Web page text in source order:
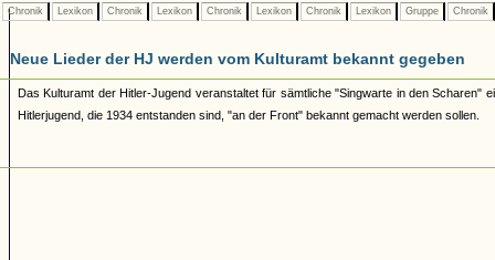
Chronik Lexikon Chronik Lexikon Chronik Lexikon Chronik Lexikon Gruppe Chronik
Neue Lieder der HJ werden vom Kulturamt bekannt gegeben
Das Kulturamt der Hitler-Jugend veranstaltet für sämtliche "Singwarte in den Scharen"
Hitlerjugend, die 1934 entstanden sind, "an der Front" bekannt gemacht werden sollen.